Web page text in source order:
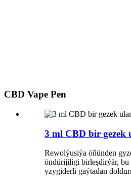
CBD Vape Pen
3 ml CBD bir
Rewolýusiýa öňünden
öndürijiligi birleşdirýär,
yzygiderli gaýtadan